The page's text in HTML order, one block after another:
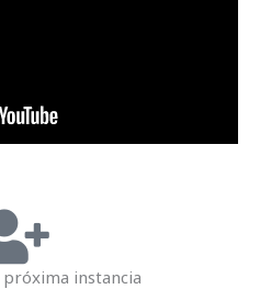
instancia